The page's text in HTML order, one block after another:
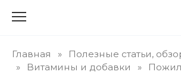
Главная »
Полезные статьи,
»
Витамины и добавки »